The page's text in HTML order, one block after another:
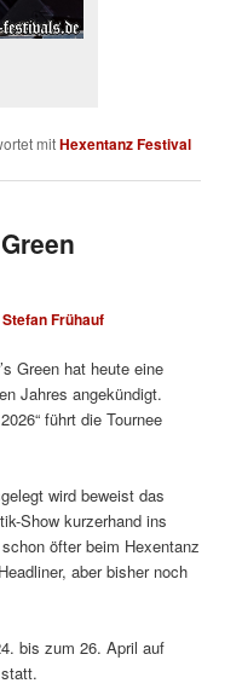
mitHexentanz Festival
Stefan Frühauf
Green hat heute eine
Jahres angekündigt.
führt die Tournee
wird beweist das
Show kurzerhand ins
öfter beim Hexentanz
aber bisher noch
bis zum 26. April auf